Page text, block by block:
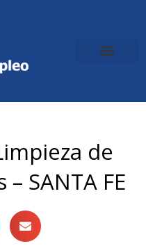
de
SANTA FE